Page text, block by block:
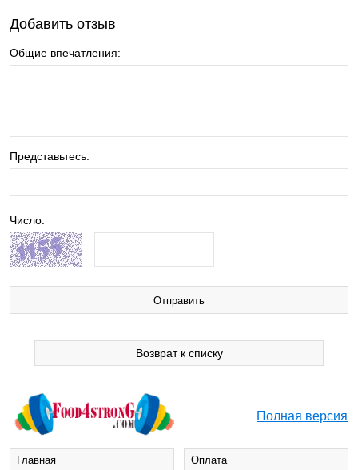
Добавить отзыв
Общие впечатления:
Представьтесь:
Число:
Возврат к списку
Полная версия
Главная Оплата